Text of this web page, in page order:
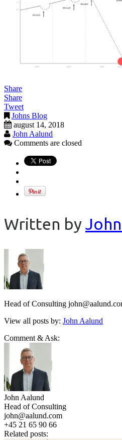
Share
Share
Tweet
Johns Blog
august 14, 2018
John Aalund
Comments are closed
Written by
Head of Consulting
View all posts by: John Aalund
Comment & Ask:
John Aalund
Head of Consulting
john@aalund.com
+45 21 65 90 66
Related posts: